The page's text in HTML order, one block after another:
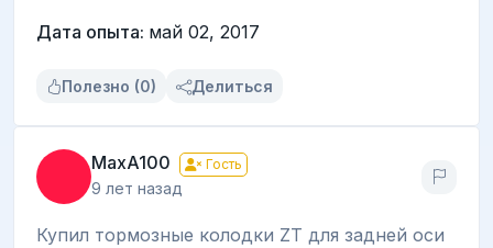
Дата опыта: май 02, 2017
Полезно (0) Делиться
MaxA100 Гость
9 лет назад
Купил тормозные колодки ZT для задней оси